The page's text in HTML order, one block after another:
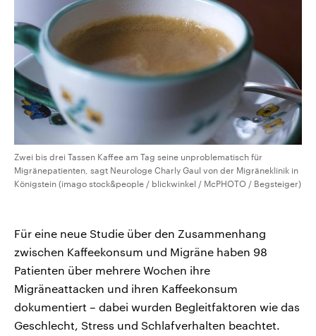
Zwei bis drei Tassen Kaffee am Tag seine unproblematisch für
Migränepatienten, sagt Neurologe Charly Gaul von der Migräneklinik in
Königstein (imago stock&people / blickwinkel / McPHOTO / Begsteiger)
Für eine neue Studie über den Zusammenhang
zwischen Kaffeekonsum und Migräne haben 98
Patienten über mehrere Wochen ihre
Migräneattacken und ihren Kaffeekonsum
dokumentiert – dabei wurden Begleitfaktoren wie das
Geschlecht, Stress und Schlafverhalten beachtet.